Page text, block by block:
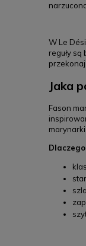
W Le
reguły
przekonaj
Jaka
Fason